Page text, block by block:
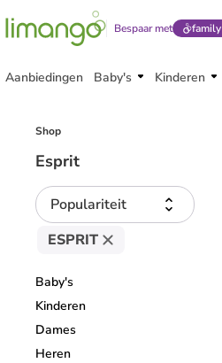
Bespaar met family
Aanbiedingen Baby's Kinderen
Shop
Esprit
Populariteit
ESPRIT
Baby's
Kinderen
Dames
Heren